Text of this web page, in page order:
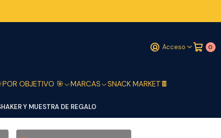
Acceso 0
POR OBJETIVO 🎯 MARCAS SNACK MARKET🍫
Y MUESTRA DE REGALO